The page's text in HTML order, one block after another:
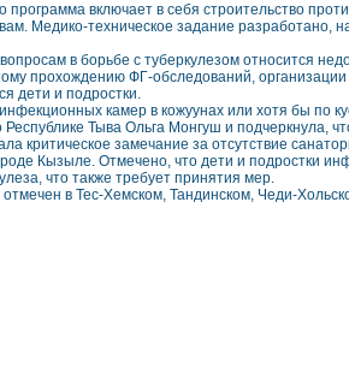
программа включает в себя строительство
Медико-техническое задание разработано,
в борьбе с туберкулезом относится
прохождению ФГ-обследований,
дети и подростки.
камер в кожуунах или хотя бы по
Республике Тыва Ольга Монгуш и подчеркнула,
критическое замечание за отсутствие
Кызыле. Отмечено, что дети и подростки
что также требует принятия мер.
в Тес-Хемском, Тандинском, Чеди-